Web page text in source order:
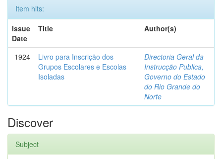
Item hits:
Issue
Date
Title Author(s)
1924
Livro para Inscrição dos
Grupos Escolares e Escolas
Isoladas
Directoria Geral da
Instrucção Publica,
Governo do Estado
do Rio Grande do
Norte
Discover
Subject